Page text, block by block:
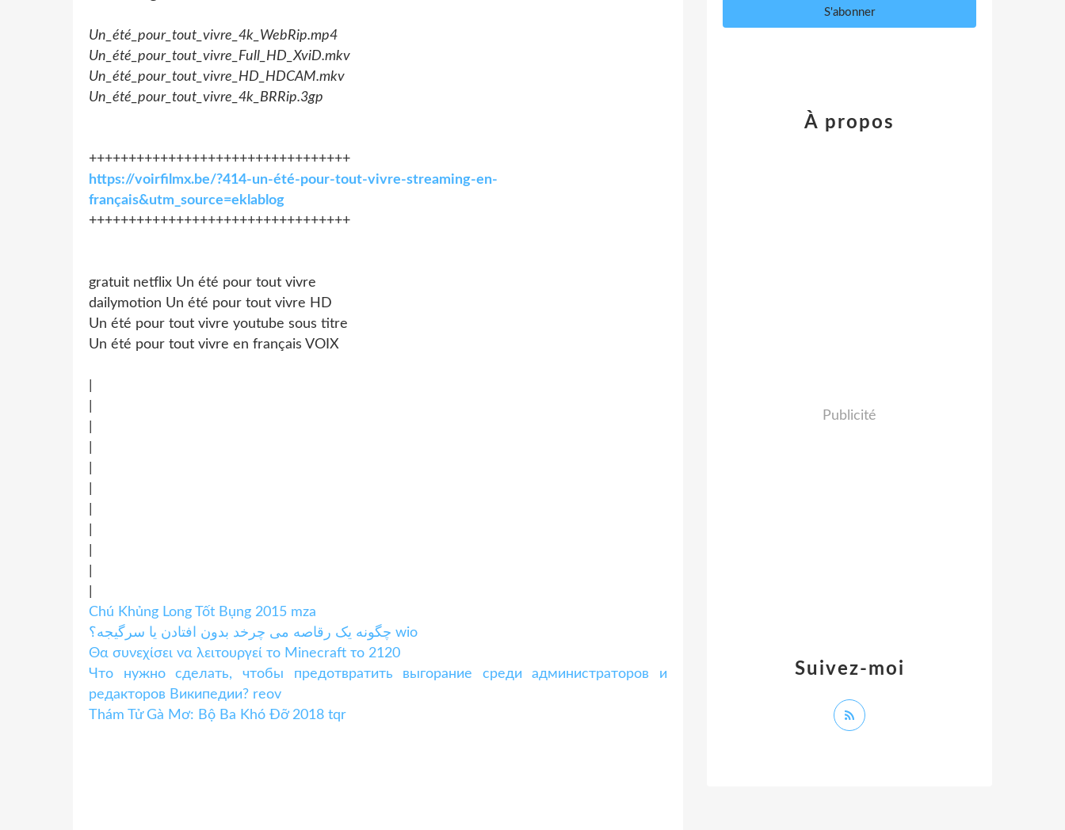
Un_été_pour_tout_vivre_4k_WebRip.mp4
Un_été_pour_tout_vivre_Full_HD_XviD.mkv
Un_été_pour_tout_vivre_HD_HDCAM.mkv
Un_été_pour_tout_vivre_4k_BRRip.3gp
+++++++++++++++++++++++++++++++++
https://voirfilmx.be/?414-un-été-pour-tout-vivre-streaming-en-
français&utm_source=eklablog
+++++++++++++++++++++++++++++++++
gratuit netflix Un été pour tout vivre
dailymotion Un été pour tout vivre HD
Un été pour tout vivre youtube sous titre
Un été pour tout vivre en français VOIX
Chú Khủng Long Tốt Bụng 2015 mza
چگونه یک رقاصه می چرخد ​​بدون افتادن یا سرگیجه؟ wio
Θα συνεχίσει να λειτουργεί το Minecraft το 2120
Что нужно сделать, чтобы предотвратить выгорание среди администраторов и
редакторов Википедии? reov
Thám Tử Gà Mơ: Bộ Ba Khó Đỡ 2018 tqr
Suivez-moi
À propos
Publicité